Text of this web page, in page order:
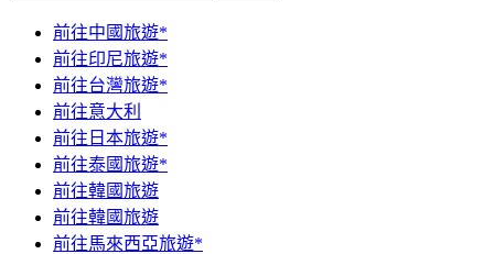
前往中國旅遊*
前往印尼旅遊*
前往台灣旅遊*
前往意大利
前往日本旅遊*
前往泰國旅遊*
前往韓國旅遊
前往韓國旅遊
前往馬來西亞旅遊*